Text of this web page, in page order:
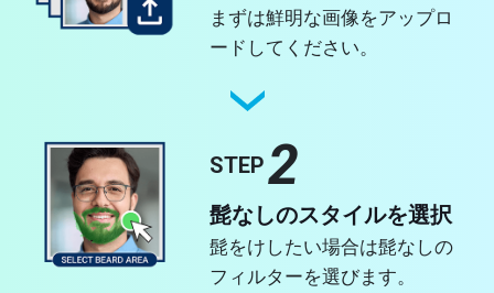
まずは鮮明な画像をアップロ
ードしてください。
STEP2
髭なしのスタイルを選択
髭をけしたい場合は髭なしの
フィルターを選びます。